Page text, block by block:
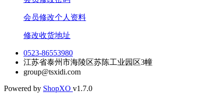
会员修改个人资料
修改收货地址
0523-86553980
江苏省泰州市海陵区苏陈工业园区3幢
group@tsxidi.com
Powered by ShopXO v1.7.0